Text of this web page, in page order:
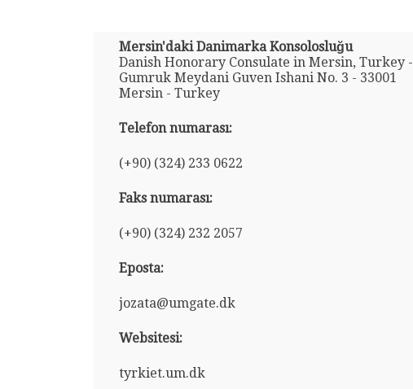
Mersin'daki Danimarka Konsolosluğu
Danish Honorary Consulate in Mersin, Turkey -
Gumruk Meydani Guven Ishani No. 3 - 33001
Mersin - Turkey
Telefon numarası:
(+90) (324) 233 0622
Faks numarası:
(+90) (324) 232 2057
Eposta:
jozata@umgate.dk
Websitesi:
tyrkiet.um.dk